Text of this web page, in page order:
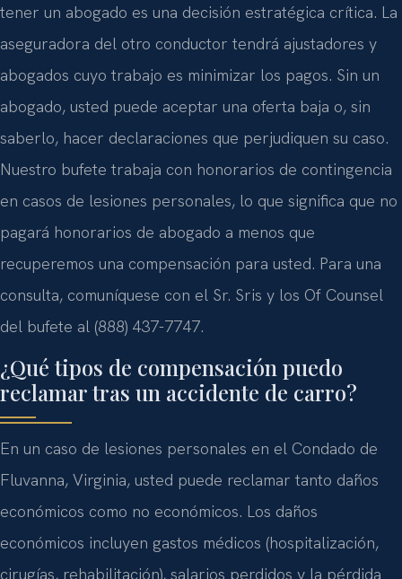
tener un abogado es una decisión estratégica crítica. La
aseguradora del otro conductor tendrá ajustadores y
abogados cuyo trabajo es minimizar los pagos. Sin un
abogado, usted puede aceptar una oferta baja o, sin
saberlo, hacer declaraciones que perjudiquen su caso.
Nuestro bufete trabaja con honorarios de contingencia
en casos de lesiones personales, lo que significa que no
pagará honorarios de abogado a menos que
recuperemos una compensación para usted. Para una
consulta, comuníquese con el Sr. Sris y los Of Counsel
del bufete al (888) 437-7747.
¿Qué tipos de compensación puedo
reclamar tras un accidente de carro?
En un caso de lesiones personales en el Condado de
Fluvanna, Virginia, usted puede reclamar tanto daños
económicos como no económicos. Los daños
económicos incluyen gastos médicos (hospitalización,
cirugías, rehabilitación), salarios perdidos y la pérdida